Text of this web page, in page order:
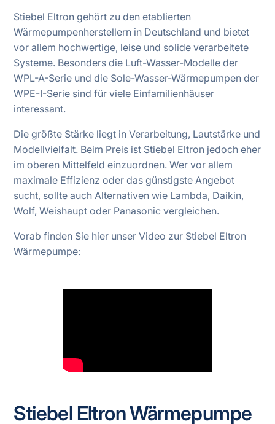
Stiebel Eltron gehört zu den etablierten
Wärmepumpenherstellern in Deutschland und bietet
vor allem hochwertige, leise und solide verarbeitete
Systeme. Besonders die Luft-Wasser-Modelle der
WPL-A-Serie und die Sole-Wasser-Wärmepumpen der
WPE-I-Serie sind für viele Einfamilienhäuser
interessant.
Die größte Stärke liegt in Verarbeitung, Lautstärke und
Modellvielfalt. Beim Preis ist Stiebel Eltron jedoch eher
im oberen Mittelfeld einzuordnen. Wer vor allem
maximale Effizienz oder das günstigste Angebot
sucht, sollte auch Alternativen wie Lambda, Daikin,
Wolf, Weishaupt oder Panasonic vergleichen.
Vorab finden Sie hier unser Video zur Stiebel Eltron
Wärmepumpe:
Stiebel Eltron Wärmepumpe